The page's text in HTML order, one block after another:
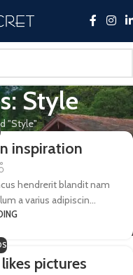
Style
"Style"
inspiration
hendrerit blandit nam
a varius adipiscin...
pictures